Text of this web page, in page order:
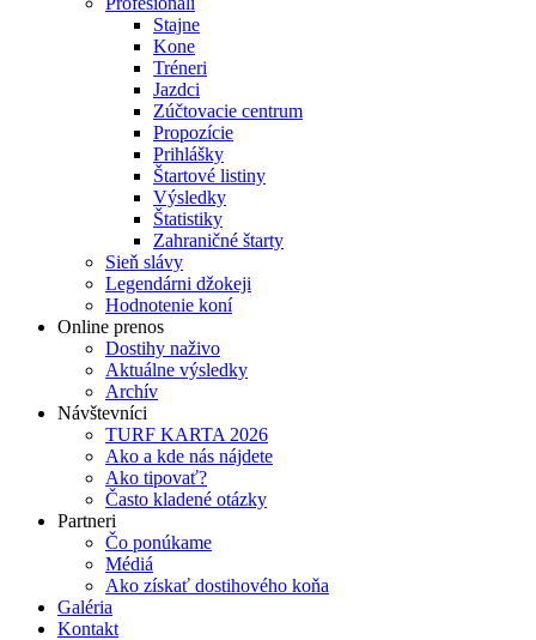
Stajne
Kone
Tréneri
Jazdci
Zúčtovacie centrum
Propozície
Prihlášky
Štartové listiny
Výsledky
Štatistiky
Zahraničné štarty
Sieň slávy
Legendárni džokeji
Hodnotenie koní
Online prenos
Dostihy naživo
Aktuálne výsledky
Archív
Návštevníci
TURF KARTA 2026
Ako a kde nás nájdete
Ako tipovať?
Často kladené otázky
Partneri
Čo ponúkame
Médiá
Ako získať dostihového koňa
Galéria
Kontakt